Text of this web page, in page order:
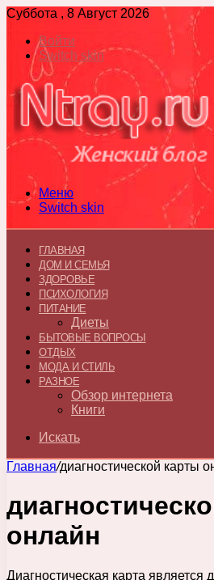
Суббота , 8 Август 2026
Войти
Switch skin
Меню
Switch skin
ГЛАВНАЯ
ДОМ И СЕМЬЯ
ЗДОРОВЬЕ
ПСИХОЛОГИЯ
ПИТАНИЕ
Диеты
БЫТОВЫЕ ВОПРОСЫ
ОТДЫХ
МОДА И СТИЛЬ
РАЗНОЕ
Обзор интернета
Книги
Искать
Главная/диагностической карты
онлайн
Диагностическая карта является